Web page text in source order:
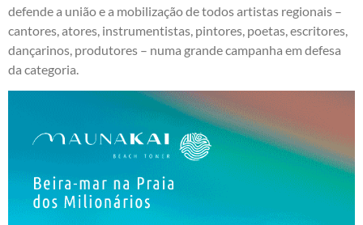
defende a união e a mobilização de todos artistas regionais –
cantores, atores, instrumentistas, pintores, poetas, escritores,
dançarinos, produtores – numa grande campanha em defesa
da categoria.